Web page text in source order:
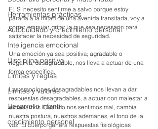
Herramientas prácticas
Autocuidado y crecimiento personal
Inteligencia emocional
Disciplina positiva
Limites y reglas
Límites y valores
Desarrollo infantil
crecimiento personal
Ej. Si necesito sentirme a salvo porque estoy
parada a la mitad de una avenida transitada, voy a
correr, empujar, gritar, lo que sea necesario para
satisfacer la necesidad de seguridad.
Una emoción ya sea positiva; agradable o
negativa; desagradable, nos lleva a actuar de una
forma específica.
Las emociones desagradables nos llevan a dar
respuestas desagradables, a actuar con malestar, a
estresarnos. Cuando nos sentimos mal, cambia
nuestra postura, nuestros ademanes, el tono de la
voz. El cuerpo genera respuestas fisiológicas